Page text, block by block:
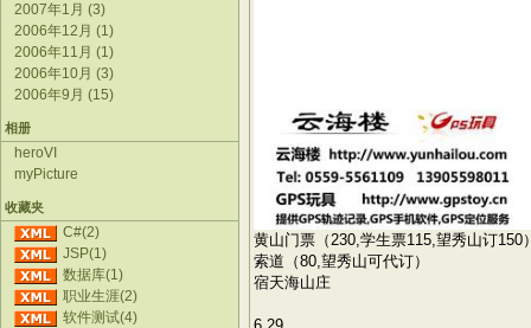
2007年1月 (3)
2006年12月 (1)
2006年11月 (1)
2006年10月 (3)
2006年9月 (15)
相册
heroVI
myPicture
收藏夹
C#(2)
JSP(1)
数据库(1)
职业生涯(2)
软件测试(4)
黄山门票（230,学生票115,望秀山订150
索道（80,望秀山可代订）
宿天海山庄